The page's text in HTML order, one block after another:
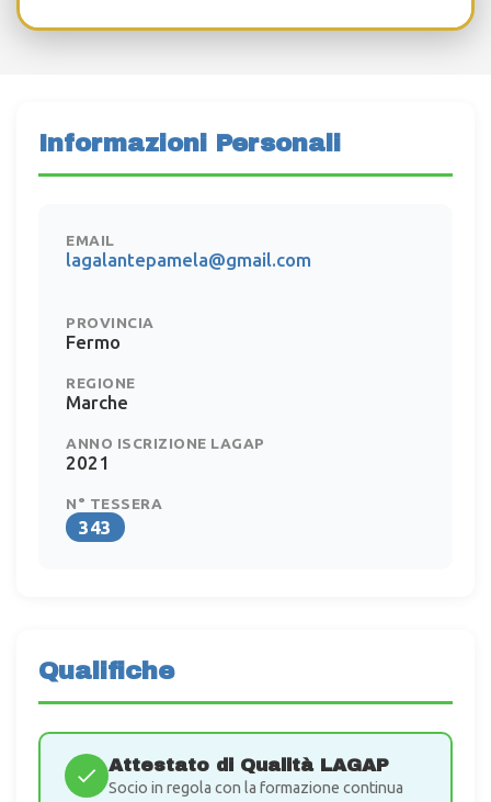
Informazioni Personali
EMAIL
lagalantepamela@gmail.com
PROVINCIA
Fermo
REGIONE
Marche
ANNO ISCRIZIONE LAGAP
2021
N° TESSERA
343
Qualifiche
Attestato di Qualità LAGAP
Socio in regola con la formazione continua